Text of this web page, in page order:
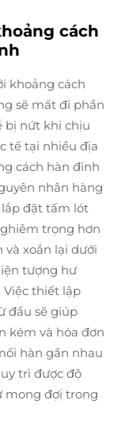
cách
khoảng cách
sẽ mất đi phần
bị nứt khi chịu
tế tại nhiều địa
cách hàn đinh
nhân hàng
đặt tấm lót
trọng hơn
và xoắn lại dưới
tượng hư
thiết lập
đầu sẽ giúp
kém và hóa đơn
hàn gần nhau
trì được độ
mong đợi trong